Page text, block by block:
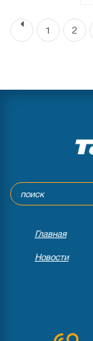
1 2
Главная
Новости